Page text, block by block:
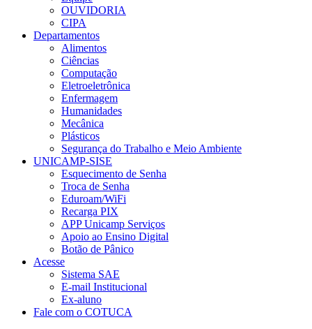
OUVIDORIA
CIPA
Departamentos
Alimentos
Ciências
Computação
Eletroeletrônica
Enfermagem
Humanidades
Mecânica
Plásticos
Segurança do Trabalho e Meio Ambiente
UNICAMP-SISE
Esquecimento de Senha
Troca de Senha
Eduroam/WiFi
Recarga PIX
APP Unicamp Serviços
Apoio ao Ensino Digital
Botão de Pânico
Acesse
Sistema SAE
E-mail Institucional
Ex-aluno
Fale com o COTUCA